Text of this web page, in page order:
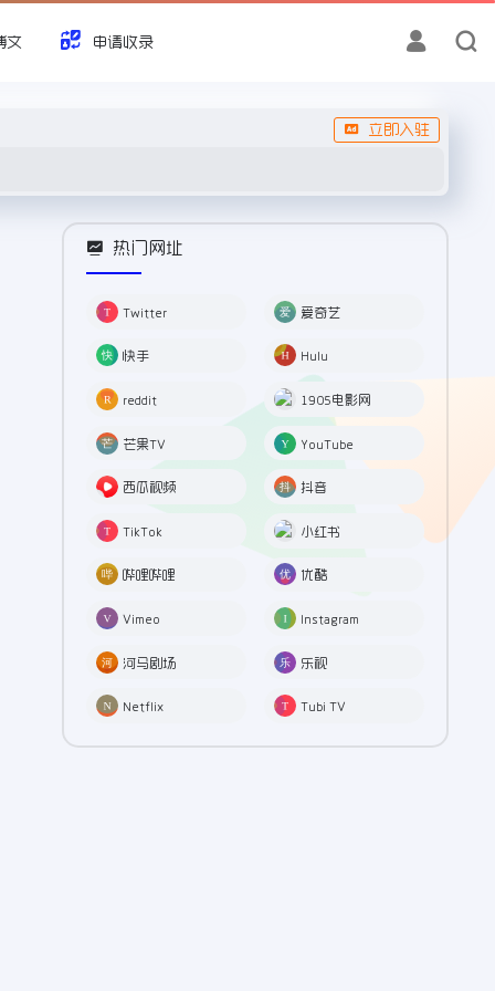
文 申请收录
立即入驻
热门网址
Twitter 爱奇艺
快手 Hulu
reddit 1905电影网
芒果TV YouTube
西瓜视频 抖音
TikTok 小红书
哔哩哔哩 优酷
Vimeo Instagram
河马剧场 乐视
Netflix Tubi TV